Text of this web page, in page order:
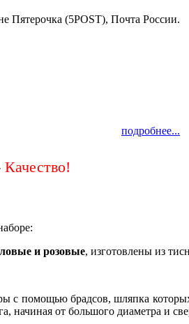
Пятерочка (5POST), Почта России.
подробнее...
и розовые, изготовлены из
с помощью брадсов, шляпка
начиная от большого диаметра и